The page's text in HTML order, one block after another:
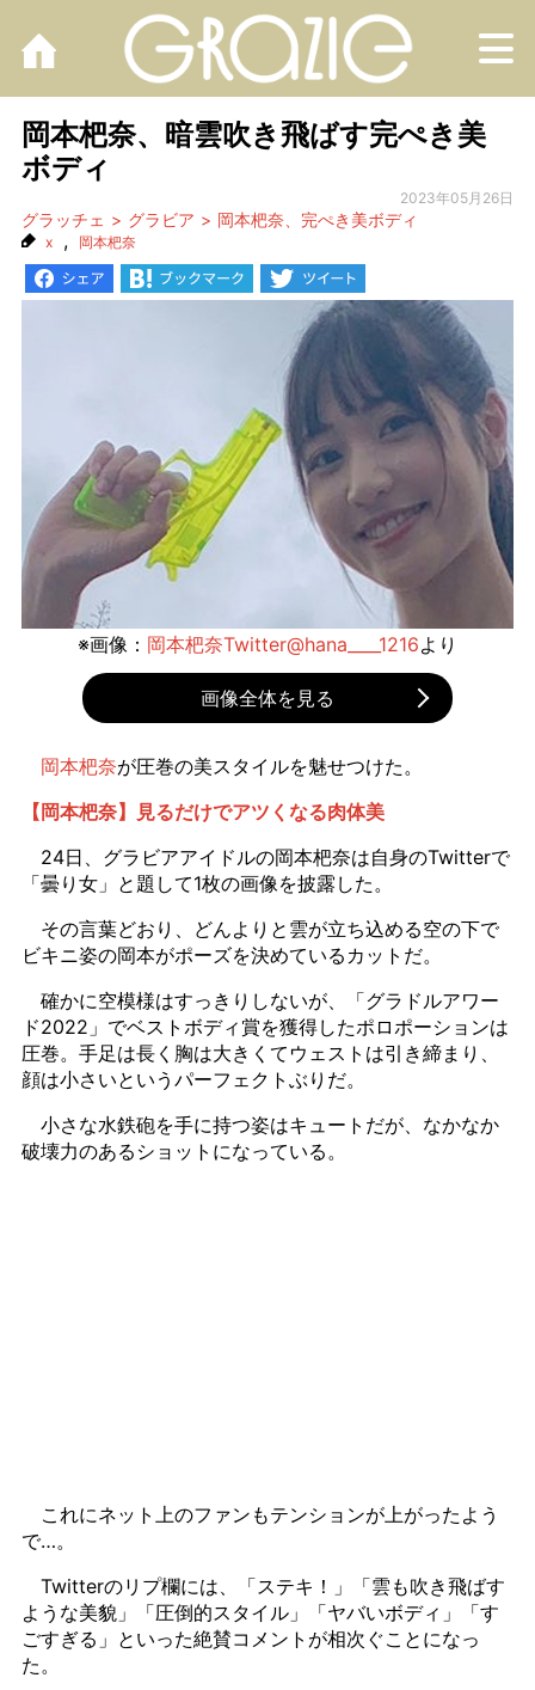
岡本杷奈、暗雲吹き飛ばす完ぺき美
ボディ
2023年05月26日
グラッチェ グラビア 岡本杷奈、完ぺき美ボディ
x , 岡本杷奈
※画像： 岡本杷奈Twitter@hana____1216より
画像全体を見る
岡本杷奈が圧巻の美スタイルを魅せつけた。
【岡本杷奈】見るだけでアツくなる肉体美
24日、グラビアアイドルの岡本杷奈は自身のTwitterで
「曇り女」と題して1枚の画像を披露した。
その言葉どおり、どんよりと雲が立ち込める空の下で
ビキニ姿の岡本がポーズを決めているカットだ。
確かに空模様はすっきりしないが、「グラドルアワー
ド2022」でベストボディ賞を獲得したポロポーションは
圧巻。手足は長く胸は大きくてウェストは引き締まり、
顔は小さいというパーフェクトぶりだ。
小さな水鉄砲を手に持つ姿はキュートだが、なかなか
破壊力のあるショットになっている。
これにネット上のファンもテンションが上がったよう
で…。
Twitterのリプ欄には、「ステキ！」「雲も吹き飛ばす
ような美貌」「圧倒的スタイル」「ヤバいボディ」「す
ごすぎる」といった絶賛コメントが相次ぐことになっ
た。